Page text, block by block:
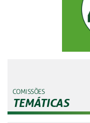
COMISSÕES
TEMÁTICAS